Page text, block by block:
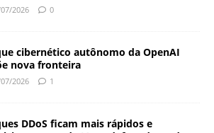
2026 0
cibernético autônomo da OpenAI
nova fronteira
2026 1
DDoS ficam mais rápidos e